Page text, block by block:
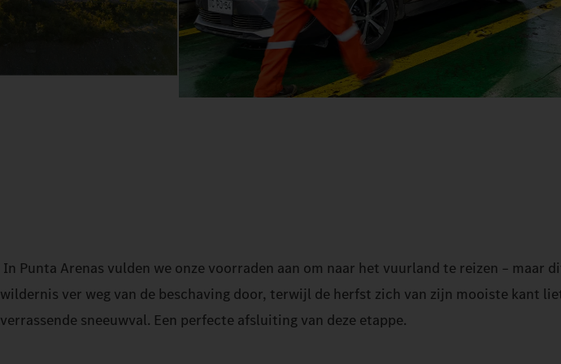
In Punta Arenas vulden we onze voorraden aan om naar het vuurland te reizen – maar
wildernis ver weg van de beschaving door, terwijl de herfst zich van zijn mooiste kant
verrassende sneeuwval. Een perfecte afsluiting van deze etappe.